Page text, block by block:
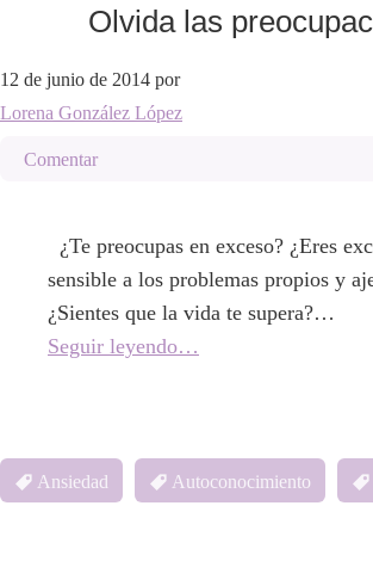
Olvida las
12 de junio de 2014 por
Lorena González López
Comentar
¿Te preocupas en exceso? ¿Eres
sensible a los problemas propios y
¿Sientes que la vida te supera?…
Seguir leyendo…
Ansiedad Autoconocimiento